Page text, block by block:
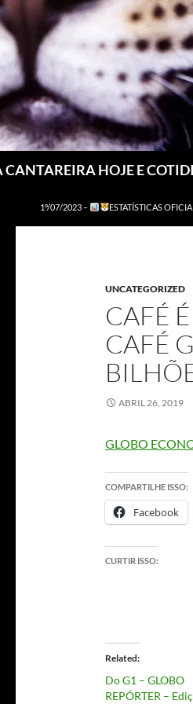
CANTAREIRA HOJE E
1º/07/2023 – ESTATÍSTICAS
UNCATEGORIZED
CAFÉ
CAFÉ
ABRIL 26, 2019
GLOBO
COMPARTILHE ISSO:
Facebook
CURTIR ISSO:
Related
Do G1 – GLOBO
REPÓRTER –